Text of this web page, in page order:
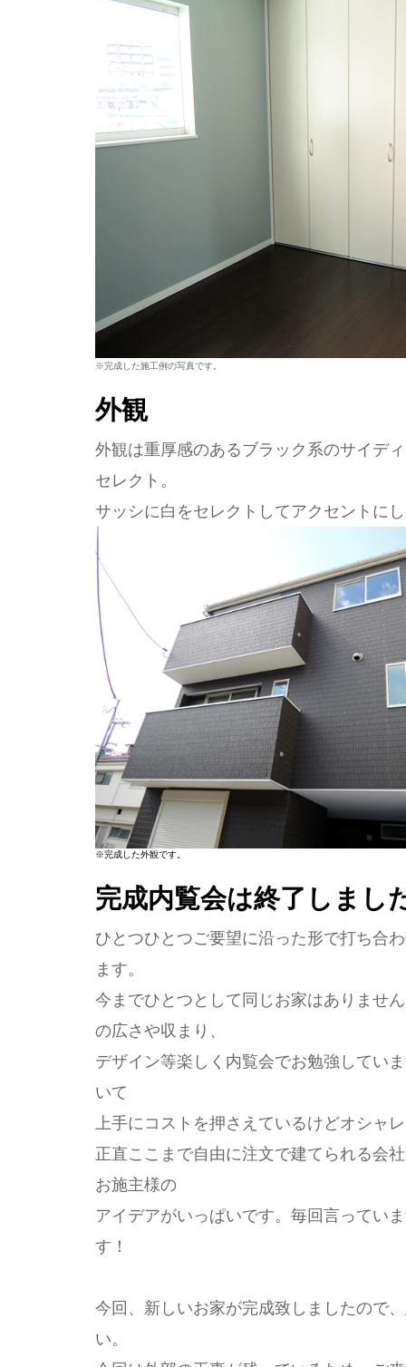
※完成した施工例の写真です。
外観
外観は重厚感のあるブラック系のサイデ
セレクト。
サッシに白をセレクトしてアクセントに
※完成した外観です。
完成内覧会は終了しまし
ひとつひとつご要望に沿った形で打ち合
ます。
今までひとつとして同じお家はありませ
の広さや収まり、
デザイン等楽しく内覧会でお勉強してい
いて
上手にコストを押さえているけどオシャ
正直ここまで自由に注文で建てられる会
お施主様の
アイデアがいっぱいです。毎回言ってい
す！
今回、新しいお家が完成致しましたので、
い。